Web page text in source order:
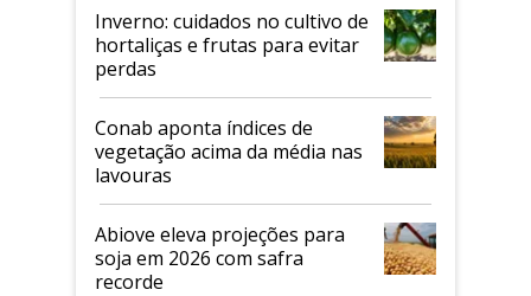
Inverno: cuidados no cultivo de
hortaliças e frutas para evitar
perdas
Conab aponta índices de
vegetação acima da média nas
lavouras
Abiove eleva projeções para
soja em 2026 com safra
recorde